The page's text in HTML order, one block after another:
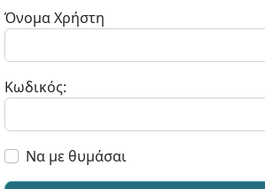
Όνομα Χρήστη
Κωδικός:
Να με θυμάσαι